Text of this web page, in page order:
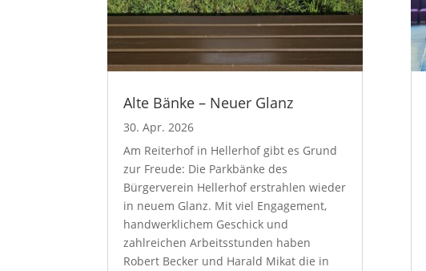
Alte Bänke – Neuer Glanz
30. Apr. 2026
Am Reiterhof in Hellerhof gibt es Grund
zur Freude: Die Parkbänke des
Bürgerverein Hellerhof erstrahlen wieder
in neuem Glanz. Mit viel Engagement,
handwerklichem Geschick und
zahlreichen Arbeitsstunden haben
Robert Becker und Harald Mikat die in